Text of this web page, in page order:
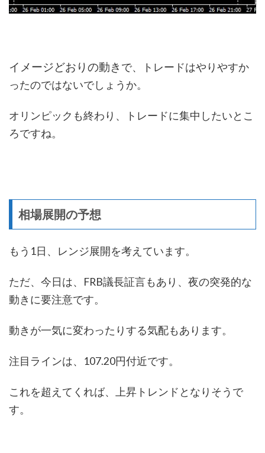
イメージどおりの動き で、トレードはやりやすか
ったのではないでしょうか。
オリンピックも終わり、トレードに集中したいとこ
ろですね。
相場展開の予想
もう1日、レンジ展開を考えています。
ただ、今日は、FRB議長証言もあり、夜の突発的な
動きに要注意です。
動きが一気に変わったりする気配もあります。
注目ラインは、107.20円付近です。
これを超えてくれば、上昇トレンドとなりそうで
す。